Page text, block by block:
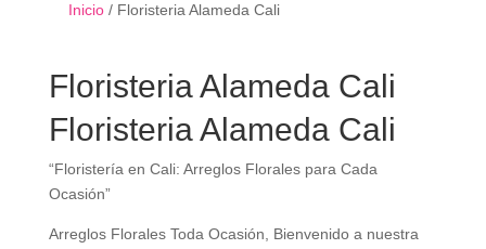
Inicio/ Floristeria Alameda Cali
Floristeria Alameda Cali
Floristeria Alameda Cali
“Floristería en Cali: Arreglos Florales para Cada
Ocasión”
Arreglos Florales Toda Ocasión, Bienvenido a nuestra